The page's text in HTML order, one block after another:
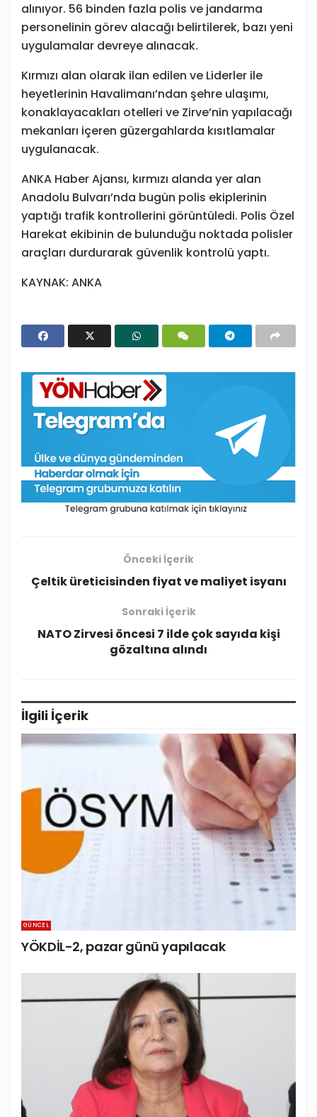
alınıyor. 56 binden fazla polis ve jandarma
personelinin görev alacağı belirtilerek, bazı yeni
uygulamalar devreye alınacak.
Kırmızı alan olarak ilan edilen ve Liderler ile
heyetlerinin Havalimanı’ndan şehre ulaşımı,
konaklayacakları otelleri ve Zirve’nin yapılacağı
mekanları içeren güzergahlarda kısıtlamalar
uygulanacak.
ANKA Haber Ajansı, kırmızı alanda yer alan
Anadolu Bulvarı’nda bugün polis ekiplerinin
yaptığı trafik kontrollerini görüntüledi. Polis Özel
Harekat ekibinin de bulunduğu noktada polisler
araçları durdurarak güvenlik kontrolü yaptı.
KAYNAK: ANKA
Önceki İçerik
Çeltik üreticisinden fiyat ve maliyet isyanı
Sonraki İçerik
NATO Zirvesi öncesi 7 ilde çok sayıda kişi
gözaltına alındı
İlgili İçerik
GÜNCEL
YÖKDİL-2, pazar günü yapılacak